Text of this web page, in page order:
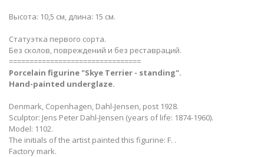
Высота: 10,5 см, длина: 15 см.
Статуэтка первого сорта.
Без сколов, повреждений и без реставраций.
================================
Porcelain figurine "Skye Terrier - standing​".
Hand-painted underglaze.
Denmark, Copenhagen, Dahl-Jensen, post 1928.
Sculptor: Jens Peter Dahl-Jensen (years of life: 1874-1960).
Model: 1102.
The initials of the artist painted this figurine: F. .
Factory mark.